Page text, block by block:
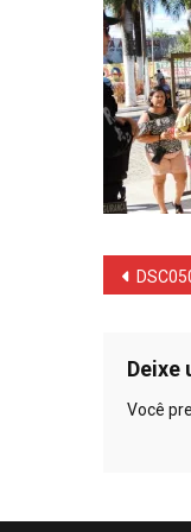
Post
Deixe
Você